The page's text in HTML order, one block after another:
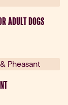
ADULT DOGS